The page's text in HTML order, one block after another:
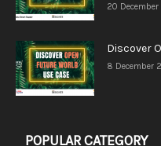
20
Discover
8 December
POPULAR CATEGORY